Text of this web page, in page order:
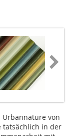
Urbannature von
tatsächlich in der